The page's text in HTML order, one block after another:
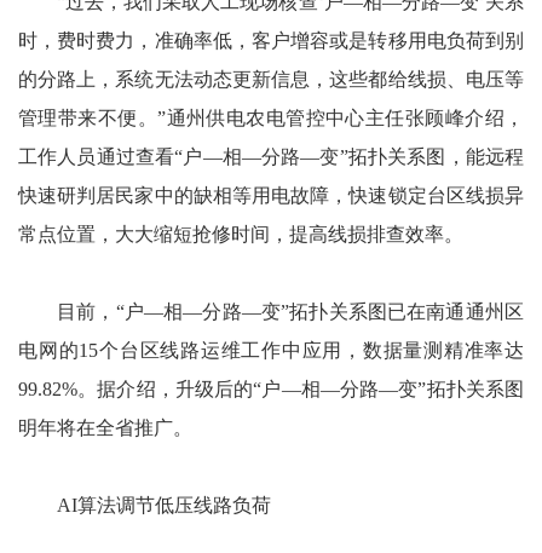
时，费时费力，准确率低，客户增容或是转移用电负荷到别
的分路上，系统无法动态更新信息，这些都给线损、电压等
管理带来不便。”通州供电农电管控中心主任张顾峰介绍，
工作人员通过查看“户—相—分路—变”拓扑关系图，能远程
快速研判居民家中的缺相等用电故障，快速锁定台区线损异
常点位置，大大缩短抢修时间，提高线损排查效率。
目前，“户—相—分路—变”拓扑关系图已在南通通州区
电网的15个台区线路运维工作中应用，数据量测精准率达
99.82%。据介绍，升级后的“户—相—分路—变”拓扑关系图
明年将在全省推广。
AI算法调节低压线路负荷